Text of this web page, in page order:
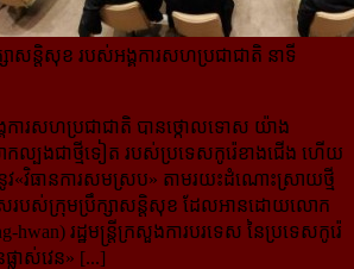
សាសន្តិសុខ របស់អង្គការសហប្រជាជាតិ នាទី
គការសហប្រជាជាតិ បានថ្កោលទោស យ៉ាង
កល្បងជាថ្មីទៀត របស់ប្រទេសកូរ៉េខាងជើង ហើយ
«វិធានការសមស្រប» តាមរយះដំណោះស្រាយ​ថ្មី
របស់ក្រុមប្រឹក្សាសន្តិសុខ ដែលអានដោយលោក
hwan) រដ្ឋមន្ត្រី​ក្រសួង​ការបរទេស នៃ​ប្រទេសកូរ៉េ
លាស់វេន» [...]